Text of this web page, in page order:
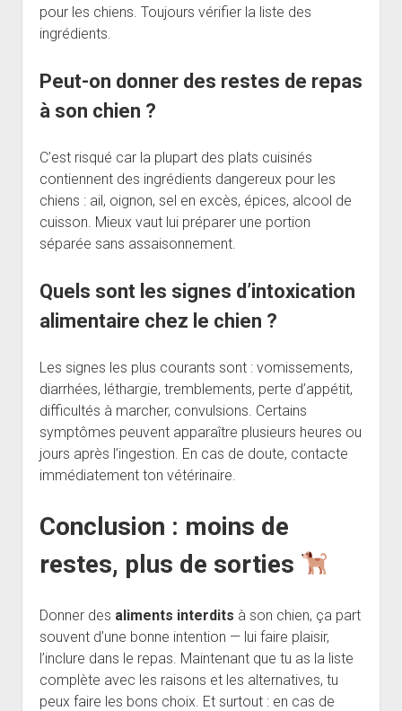
pour les chiens. Toujours vérifier la liste des
ingrédients.
Peut-on donner des restes de repas
à son chien ?
C’est risqué car la plupart des plats cuisinés
contiennent des ingrédients dangereux pour les
chiens : ail, oignon, sel en excès, épices, alcool de
cuisson. Mieux vaut lui préparer une portion
séparée sans assaisonnement.
Quels sont les signes d’intoxication
alimentaire chez le chien ?
Les signes les plus courants sont : vomissements,
diarrhées, léthargie, tremblements, perte d’appétit,
difficultés à marcher, convulsions. Certains
symptômes peuvent apparaître plusieurs heures ou
jours après l’ingestion. En cas de doute, contacte
immédiatement ton vétérinaire.
Conclusion : moins de
restes, plus de sorties
Donner des aliments interdits à son chien, ça part
souvent d’une bonne intention — lui faire plaisir,
l’inclure dans le repas. Maintenant que tu as la liste
complète avec les raisons et les alternatives, tu
peux faire les bons choix. Et surtout : en cas de